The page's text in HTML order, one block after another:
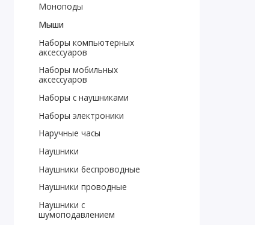
Моноподы
Мыши
Наборы компьютерных
аксессуаров
Наборы мобильных
аксессуаров
Наборы с наушниками
Наборы электроники
Наручные часы
Наушники
Наушники беспроводные
Наушники проводные
Наушники с
шумоподавлением